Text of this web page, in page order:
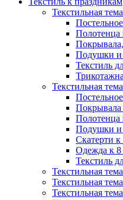
Текстильная
Полотенца
Подушки и
Текстиль
Текстильная
Покрывала
Полотенца
Подушки и
Скатерти к
Одежда к 8
Текстиль
Текстильная
Текстильная
Текстильная